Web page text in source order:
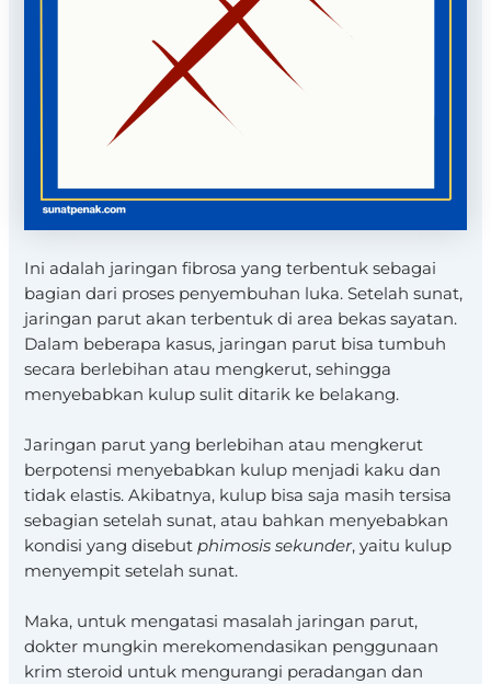
Ini adalah jaringan fibrosa yang terbentuk sebagai
bagian dari proses penyembuhan luka. Setelah sunat,
jaringan parut akan terbentuk di area bekas sayatan.
Dalam beberapa kasus, jaringan parut bisa tumbuh
secara berlebihan atau mengkerut, sehingga
menyebabkan kulup sulit ditarik ke belakang.
Jaringan parut yang berlebihan atau mengkerut
berpotensi menyebabkan kulup menjadi kaku dan
tidak elastis. Akibatnya, kulup bisa saja masih tersisa
sebagian setelah sunat, atau bahkan menyebabkan
kondisi yang disebutphimosis sekunder, yaitu kulup
menyempit setelah sunat.
Maka, untuk mengatasi masalah jaringan parut,
dokter mungkin merekomendasikan penggunaan
krim steroid untuk mengurangi peradangan dan